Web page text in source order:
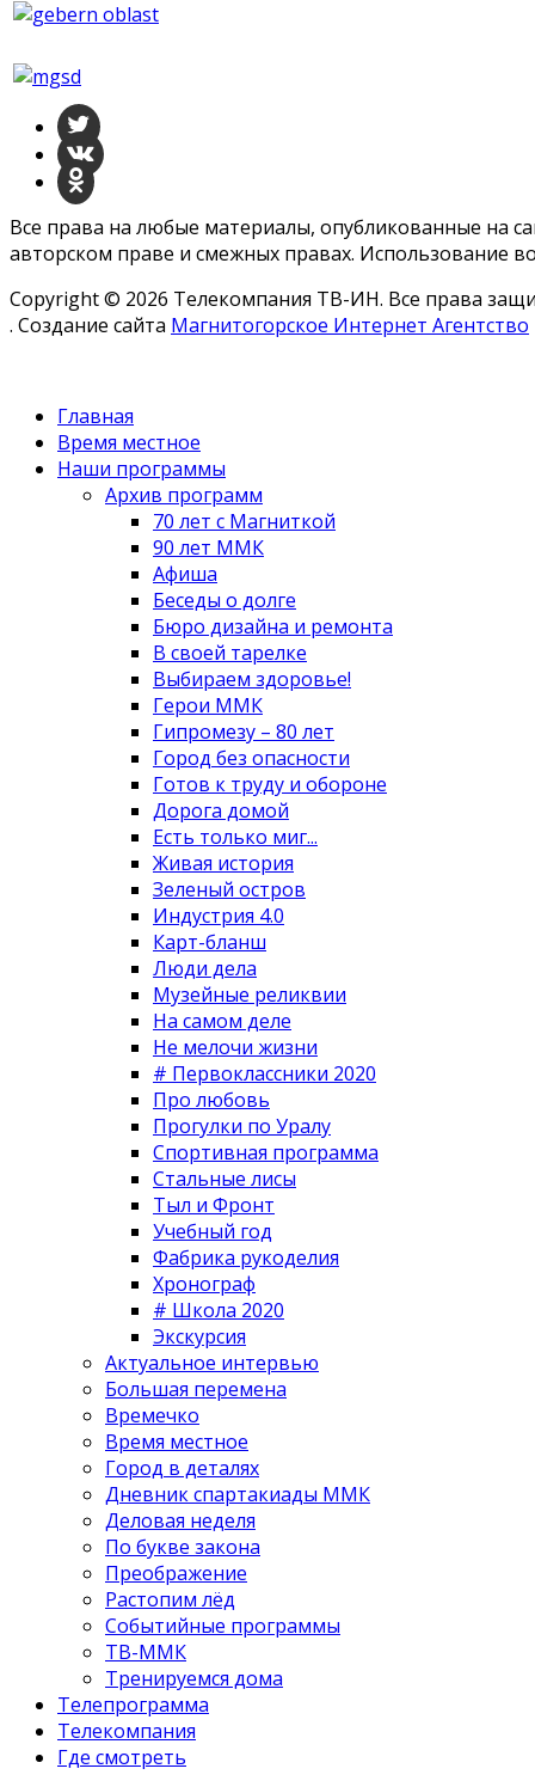
Все права на любые материалы, опубликованные на
авторском праве и смежных правах. Использование
Copyright © 2026 Телекомпания ТВ-ИН. Все права
. Создание сайта Магнитогорское Интернет Агентство
Главная
Время местное
Наши программы
Архив программ
70 лет с Магниткой
90 лет ММК
Афиша
Беседы о долге
Бюро дизайна и ремонта
В своей тарелке
Выбираем здоровье!
Герои ММК
Гипромезу – 80 лет
Город без опасности
Готов к труду и обороне
Дорога домой
Есть только миг...
Живая история
Зеленый остров
Индустрия 4.0
Карт-бланш
Люди дела
Музейные реликвии
На самом деле
Не мелочи жизни
# Первоклассники 2020
Про любовь
Прогулки по Уралу
Спортивная программа
Стальные лисы
Тыл и Фронт
Учебный год
Фабрика рукоделия
Хронограф
# Школа 2020
Экскурсия
Актуальное интервью
Большая перемена
Времечко
Время местное
Город в деталях
Дневник спартакиады ММК
Деловая неделя
По букве закона
Преображение
Растопим лёд
Событийные программы
ТВ-ММК
Тренируемся дома
Телепрограмма
Телекомпания
Где смотреть